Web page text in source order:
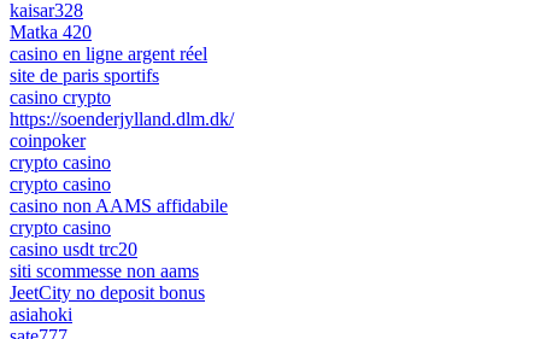
kaisar328
Matka 420
casino en ligne argent réel
site de paris sportifs
casino crypto
https://soenderjylland.dlm.dk/
coinpoker
crypto casino
crypto casino
casino non AAMS affidabile
crypto casino
casino usdt trc20
siti scommesse non aams
JeetCity no deposit bonus
asiahoki